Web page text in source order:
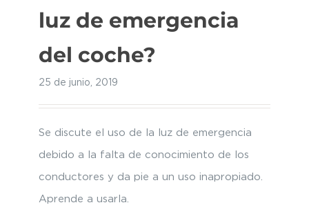
luz de emergencia
del coche?
25 de junio, 2019
Se discute el uso de la luz de emergencia
debido a la falta de conocimiento de los
conductores y da pie a un uso inapropiado.
Aprende a usarla.